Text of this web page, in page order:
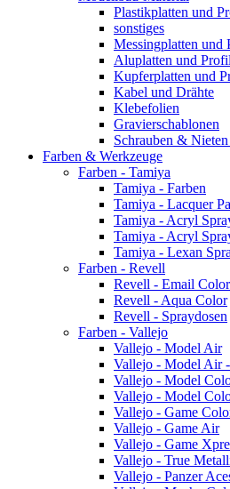
Plastikplatten und
sonstiges
Messingplatten und
Aluplatten und
Kupferplatten und
Kabel und Drähte
Klebefolien
Gravierschablonen
Schrauben &
Farben & Werkzeuge
Farben - Tamiya
Tamiya - Farben
Tamiya - Lacquer
Tamiya - Acryl
Tamiya - Acryl
Tamiya - Lexan
Farben - Revell
Revell - Email Color
Revell - Aqua Color
Revell - Spraydosen
Farben - Vallejo
Vallejo - Model Air
Vallejo - Model Air -
Vallejo - Model
Vallejo - Model
Vallejo - Game
Vallejo - Game Air
Vallejo - Game
Vallejo - True
Vallejo - Panzer